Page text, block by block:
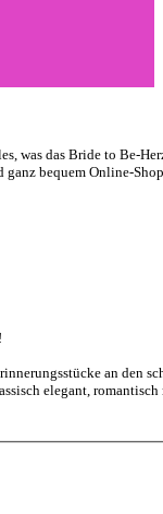
was das Bride to Be-
bequem Online-
an den
elegant,